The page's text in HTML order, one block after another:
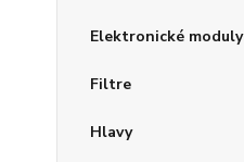
Elektronické moduly
Filtre
Hlavy